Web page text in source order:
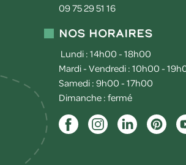
09 75 29 51 16
Nos horaires
Lundi : 14h00 - 18h00
Mardi - Vendredi : 10h00 -
Samedi : 9h00 - 17h00
Dimanche : fermé